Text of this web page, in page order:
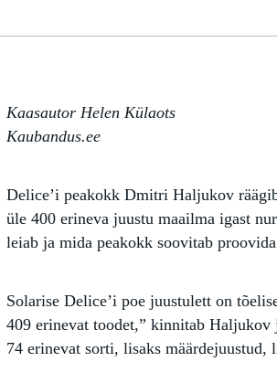
Kaasautor Helen Külaots
Kaubandus.ee
Delice’i peakokk Dmitri Haljukov
üle 400 erineva juustu maailma igast
leiab ja mida peakokk soovitab
Solarise Delice’i poe juustulett on
409 erinevat toodet,” kinnitab Haljukov
74 erinevat sorti, lisaks määrdejuustud,